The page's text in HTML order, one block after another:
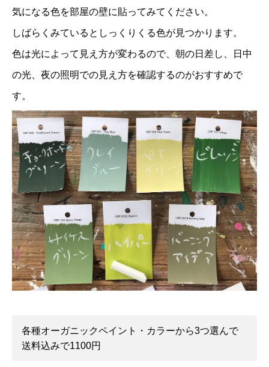
気になる色を部屋の壁に貼ってみてください。
しばらくみているとしっくりくる色が見つかります。
色は光によって見え方が変わるので、朝の日差し、日中
の光、夜の照明での見え方を確認するのがおすすめで
す。
各種オーガニックペイント・カラーから3つ選んで
送料込みで1100円